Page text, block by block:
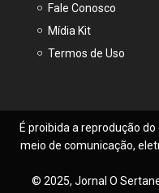
Fale Conosco
Mídia Kit
Termos de Uso
É proibida a reprodução
meio de comunicação,
© 2025, Jornal O